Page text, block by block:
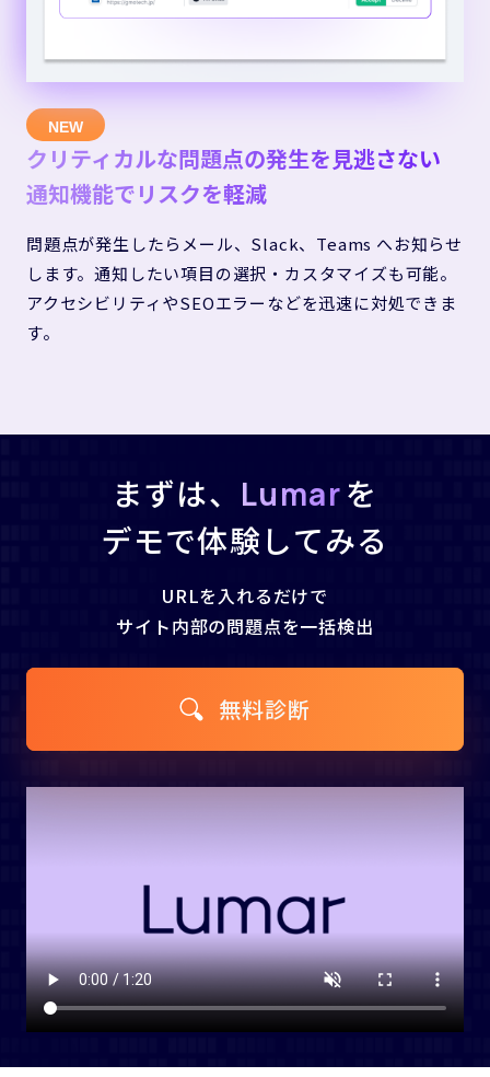
クリティカルな問題点の発生を見逃さない
通知機能でリスクを軽減
問題点が発生したらメール、Slack、Teams へお知らせ
します。通知したい項目の選択・カスタマイズも可能。
アクセシビリティやSEOエラーなどを迅速に対処できま
す。
まずは、 Lumarを
デモで体験してみる
URLを入れるだけで
サイト内部の問題点を一括検出
無料診断